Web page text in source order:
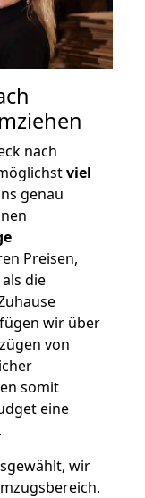
nach
viel
genau
Preisen,
die
wir über
von
somit
eine
wir